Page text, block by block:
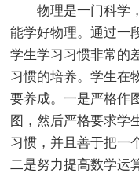
物理是一门科学，
能学好物理。通过一
学生学习习惯非常的
习惯的培养。学生在
要养成。一是严格作
图，然后严格要求学
习惯，并且善于把一
二是努力提高数学运